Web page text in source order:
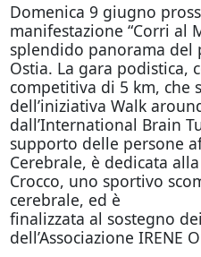
Domenica 9 giugno
manifestazione “Corri al
splendido panorama del
Ostia. La gara podistica,
competitiva di 5 km, che
dell’iniziativa Walk
dall’International Brain
supporto delle persone
Cerebrale, è dedicata
Crocco, uno sportivo
cerebrale, ed è
finalizzata al sostegno
dell’Associazione IRENE